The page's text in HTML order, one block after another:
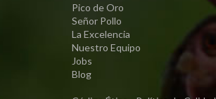
Pico de Oro
Señor Pollo
La Excelencia
Nuestro Equipo
Jobs
Blog